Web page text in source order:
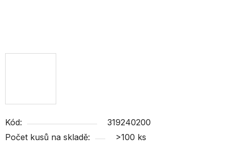
Kód:
319240200
Počet kusů na skladě:
>100 ks